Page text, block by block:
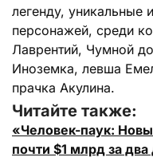
легенду, уникальные
персонажей, среди
Лаврентий, Чумной
Иноземка, левша
прачка Акулина.
Читайте также:
«Человек-паук:
почти $1 млрд за два